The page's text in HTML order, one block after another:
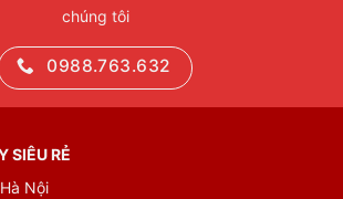
chúng tôi
0988.763.632
SIÊU RẺ
Nội